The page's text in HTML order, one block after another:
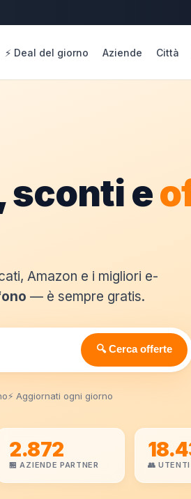
⚡ Deal del giorno Aziende Città
sconti e
Amazon e i migliori e-
— è sempre gratis.
🔍 Cerca offerte
⚡ Aggiornati ogni giorno
2.872
🏪 AZIENDE PARTNER 👥